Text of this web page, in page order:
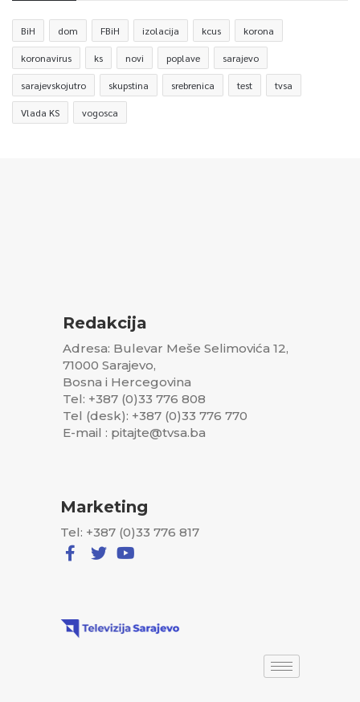
BiH dom FBiH izolacija kcus korona
koronavirus ks novi poplave sarajevo
sarajevskojutro skupstina srebrenica test tvsa
Vlada KS vogosca
Redakcija
Adresa: Bulevar Meše Selimovića 12,
71000 Sarajevo,
Bosna i Hercegovina
Tel: +387 (0)33 776 808
Tel (desk): +387 (0)33 776 770
E-mail : pitajte@tvsa.ba
Marketing
Tel: +387 (0)33 776 817